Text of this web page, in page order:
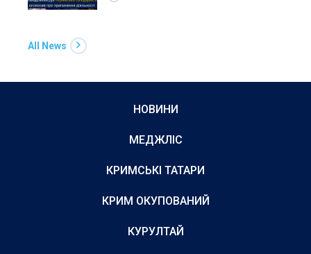
All News
НОВИНИ
МЕДЖЛІС
КРИМСЬКІ ТАТАРИ
КРИМ ОКУПОВАНИЙ
КУРУЛТАЙ